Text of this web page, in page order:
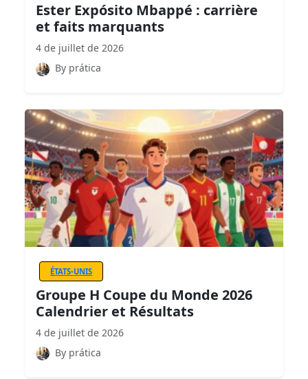
Ester Expósito Mbappé : carrière
et faits marquants
4 de juillet de 2026
By prática
ÉTATS-UNIS
Groupe H Coupe du Monde 2026
Calendrier et Résultats
4 de juillet de 2026
By prática